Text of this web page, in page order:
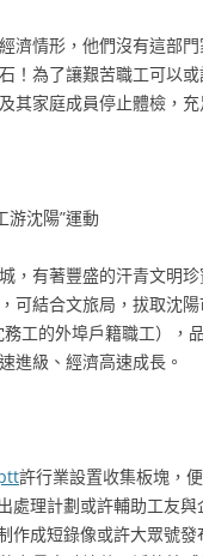
濟情形，他們沒有這部
！為了讓艱苦職工可以
其家庭成員停止體檢，
游沈陽”運動
，有著豐盛的汗青文明
可結合文旅局，拔取沈
工的外埠戶籍職工），
進級、經濟高速成長。
許行業設置收集板塊，
處理計劃或許輔助工友
作成短錄像或許大眾號